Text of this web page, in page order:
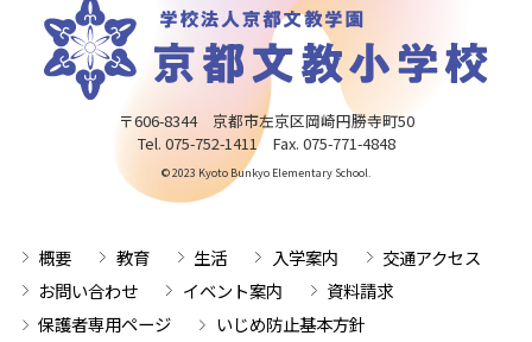
〒606-8344 京都市左京区岡崎円勝寺町50
Tel. 075-752-1411 Fax. 075-771-4848
© 2023 Kyoto Bunkyo Elementary School.
概要 教育 生活 入学案内
交通アクセス
お問い合わせ
イベント案内
資料請求
保護者専用ページ
いじめ防止基本方針